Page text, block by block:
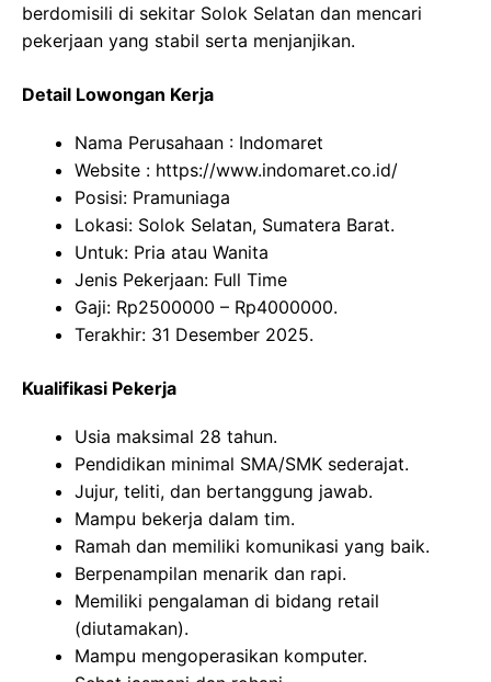
berdomisili di sekitar Solok Selatan dan mencari
pekerjaan yang stabil serta menjanjikan.
Detail Lowongan Kerja
Nama Perusahaan : Indomaret
Website : https://www.indomaret.co.id/
Posisi: Pramuniaga
Lokasi: Solok Selatan, Sumatera Barat.
Untuk: Pria atau Wanita
Jenis Pekerjaan: Full Time
Gaji: Rp2500000 – Rp4000000.
Terakhir: 31 Desember 2025.
Kualifikasi Pekerja
Usia maksimal 28 tahun.
Pendidikan minimal SMA/SMK sederajat.
Jujur, teliti, dan bertanggung jawab.
Mampu bekerja dalam tim.
Ramah dan memiliki komunikasi yang baik.
Berpenampilan menarik dan rapi.
Memiliki pengalaman di bidang retail
(diutamakan).
Mampu mengoperasikan komputer.